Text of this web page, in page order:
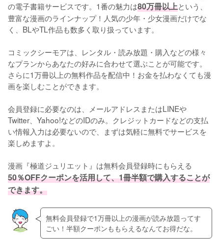
の電子書籍サービスです。1番の魅力は80万冊以上という、
豊富な漫画のラインナップ！人気の少年・少女漫画だけでな
く、BLやTL作品も数多く取り扱っています。
コミックシーモアは、レンタル・読み放題・購入などの様々
なプランからあなたの好みに合わせて選ぶことが可能です。
さらに1万冊以上の無料作品を配信中！お金を払わなくても漫
画を楽しむことができます。
会員登録に必要なのは、メールアドレスまたはLINEや
Twitter、Yahoo!などのIDのみ。クレジットカードなどの支払
い情報入力は必要ないので、まずは気軽に無料でサービスを
楽しめますよ。
漫画『極道ジュリエット』は無料会員登録時にもらえる
50％OFFクーポンを活用して、1冊半額で購入することが
できます。
無料会員登録で1万冊以上の漫画が読み放題ってす
ごい！半額クーポンももらえるなんてお得だな。